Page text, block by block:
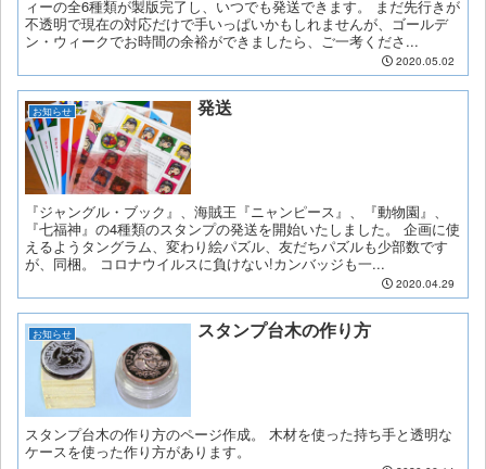
ィーの全6種類が製版完了し、いつでも発送できます。 まだ先行きが
不透明で現在の対応だけで手いっぱいかもしれませんが、ゴールデ
ン・ウィークでお時間の余裕ができましたら、ご一考くださ...
2020.05.02
お知らせ 発送
『ジャングル・ブック』、海賊王『ニャンピース』、『動物園』、
『七福神』の4種類のスタンプの発送を開始いたしました。 企画に使
えるようタングラム、変わり絵パズル、友だちパズルも少部数です
が、同梱。 コロナウイルスに負けない!カンバッジも一...
2020.04.29
お知らせ スタンプ台木の作り方
スタンプ台木の作り方のページ作成。 木材を使った持ち手と透明な
ケースを使った作り方があります。